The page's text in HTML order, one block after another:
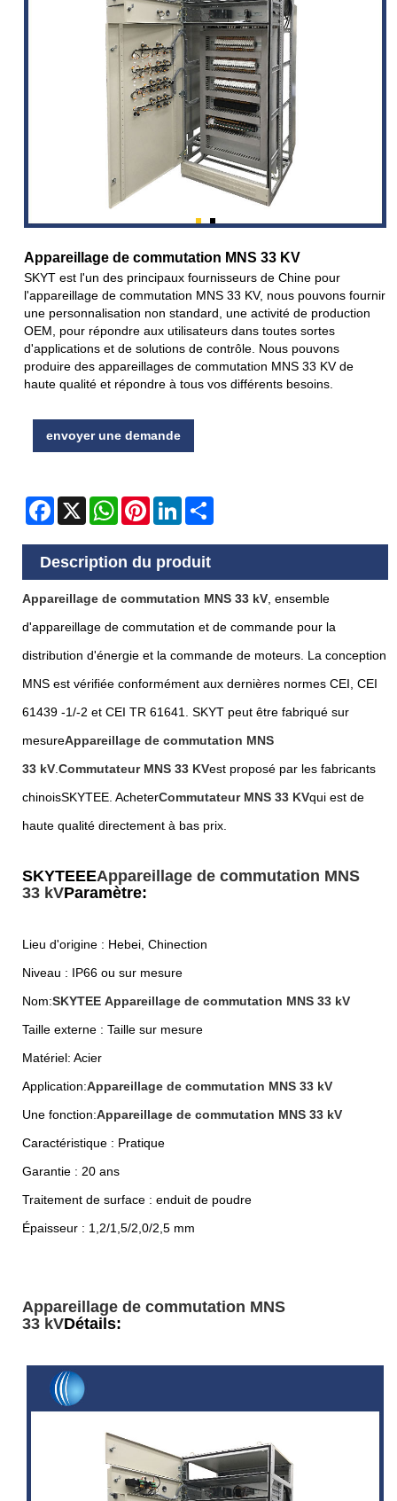
Appareillage de commutation MNS 33 KV
SKYT est l'un des principaux fournisseurs de Chine pour
l'appareillage de commutation MNS 33 KV, nous pouvons fournir
une personnalisation non standard, une activité de production
OEM, pour répondre aux utilisateurs dans toutes sortes
d'applications et de solutions de contrôle. Nous pouvons
produire des appareillages de commutation MNS 33 KV de
haute qualité et répondre à tous vos différents besoins.
envoyer une demande
Facebook
X WhatsAppPinterestLinkedIn
Description du produit
Appareillage de commutation MNS 33 kV , ensemble
d'appareillage de commutation et de commande pour la
distribution d'énergie et la commande de moteurs. La conception
MNS est vérifiée conformément aux dernières normes CEI, CEI
61439 -1/-2 et CEI TR 61641. SKYT peut être fabriqué sur
mesureAppareillage de commutation MNS
33 kV Commutateur MNS 33 KVest proposé par les fabricants
chinoisSKYTEE . AcheterCommutateur MNS 33 KVqui est de
haute qualité directement à bas prix.
SKYTEEEAppareillage de commutation MNS
33 kVParamètre:
Lieu d'origine : Hebei, Chinection
Niveau : IP66 ou sur mesure
Nom:SKYTEE Appareillage de commutation MNS 33 kV
Taille externe : Taille sur mesure
Matériel: Acier
Application:Appareillage de commutation MNS 33 kV
Une fonction:Appareillage de commutation MNS 33 kV
Caractéristique : Pratique
Garantie : 20 ans
Traitement de surface : enduit de poudre
Épaisseur : 1,2/1,5/2,0/2,5 mm
Appareillage de commutation MNS
33 kVDétails: